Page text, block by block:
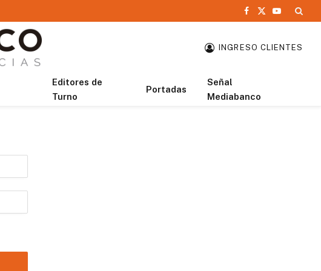
Facebook
X
YouTube
INGRESO CLIENTES
Editores de
Turno
Portadas
Señal
Mediabanco